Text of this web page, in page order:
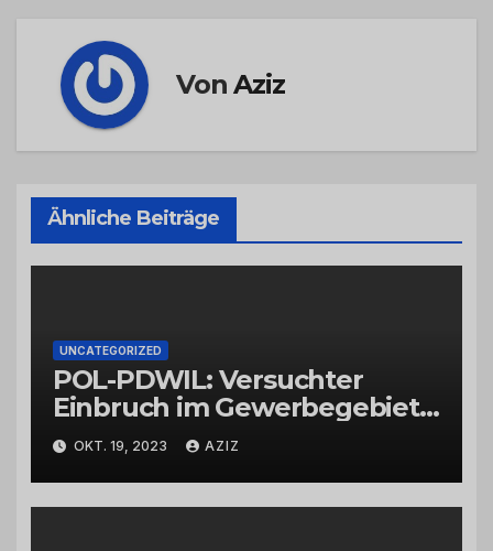
VonAziz
Ähnliche Beiträge
UNCATEGORIZED
POL-PDWIL: Versuchter
Einbruch im Gewerbegebiet
Wittlich
OKT. 19, 2023 AZIZ